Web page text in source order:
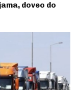
doveo do